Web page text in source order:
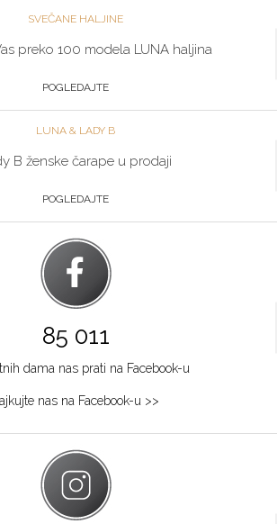
SVEČANE HALJINE
preko 100 modela LUNA haljina
POGLEDAJTE
LUNA & LADY B
B ženske čarape u prodaji
POGLEDAJTE
85 011
dama nas prati na Facebook-u
Lajkujte nas na Facebook-u >>